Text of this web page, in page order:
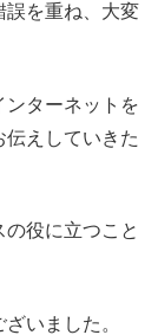
誤を重ね、大変
ンターネットを
えしていきた
役に立つこと
いました。